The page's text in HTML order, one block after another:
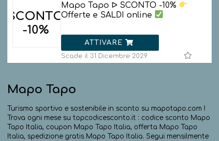
SCONTO
-10%
Mapo Tapo ᐅ SCONTO -10%
Offerte e SALDI online
ATTIVARE
Scade il 31 Dicembre 2029
Mapo Tapo
Turismo sportivo e sostenibile in sconto su mapotapo.com !
Trova ogni mese su topcodicesconto.it : codice sconto Mapo
Tapo Italia, coupon Mapo Tapo Italia, offerta Mapo Tapo
Italia, spedizione gratis Mapo Tapo Italia. Segui mensilmente